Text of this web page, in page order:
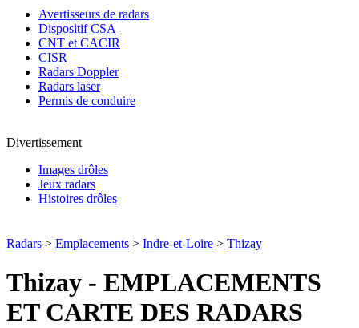
Avertisseurs de radars
Dispositif CSA
CNT et CACIR
CISR
Radars Doppler
Radars laser
Permis de conduire
Divertissement
Images drôles
Jeux radars
Histoires drôles
Radars > Emplacements > Indre-et-Loire > Thizay
Thizay - EMPLACEMENTS
ET CARTE DES RADARS